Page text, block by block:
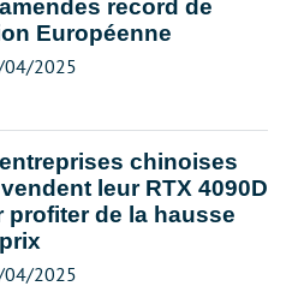
record de
Européenne
04/2025
chinoises
vendent leur RTX 4090D
profiter de la hausse
04/2025